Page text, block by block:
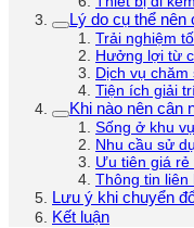
Lý do cụ thể nên
Trải nghiệm
Hưởng lợi từ
Dịch vụ
Tiện ích giải
Khi nào nên cân
Sống ở khu
Nhu cầu sử
Ưu tiên giá
Thông tin liên
Lưu ý khi chuyển
Kết luận